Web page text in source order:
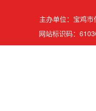
主办单位：宝鸡
网站标识码：